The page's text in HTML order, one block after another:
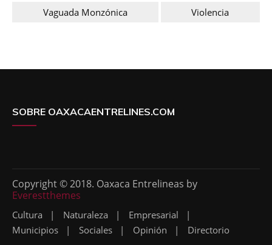
Vaguada Monzónica
Violencia
SOBRE OAXACAENTRELINES.COM
Copyright © 2018. Oaxaca Entrelineas by
Everestthemes
Cultura Naturaleza
Empresarial
Municipios
Sociales Opinión Directorio